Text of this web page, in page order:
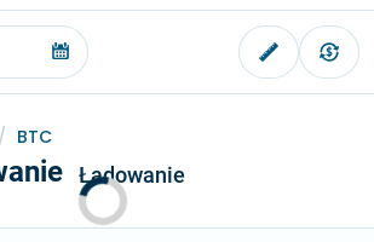
/ BTC
Ładowanie